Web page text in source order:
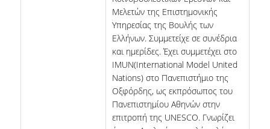
Μελετών της Επιστημονικής
Υπηρεσίας της Βουλής των
Ελλήνων. Συμμετείχε σε συνέδρια
και ημερίδες. Έχει συμμετέχει στο
IMUN(International Model United
Nations) στο Πανεπιστήμιο της
Οξφόρδης, ως εκπρόσωπος του
Πανεπιστημίου Αθηνών στην
επιτροπή της UNESCO. Γνωρίζει